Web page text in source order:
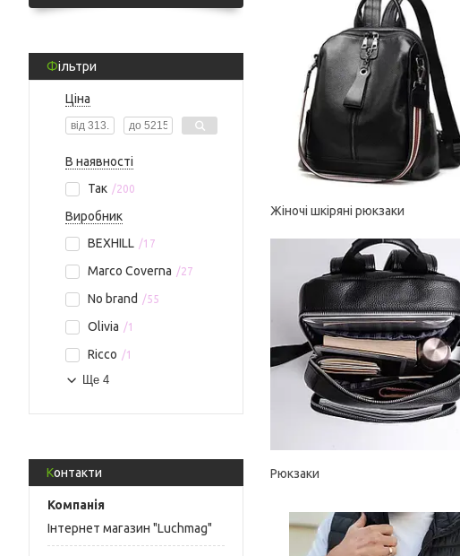
Фільтри
Ціна
В наявності
Так
200
Виробник
BEXHILL
17
Marco Coverna 27
No brand 55
Olivia 1
Ricco 1
Ще 4
Контакти
Інтернет магазин "Luchmag"
Жіночі шкіряні рюкзаки
Рюкзаки